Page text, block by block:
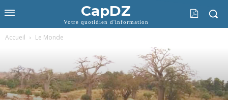
CapDZ
Votre quotidien d'information
Accueil Le Monde